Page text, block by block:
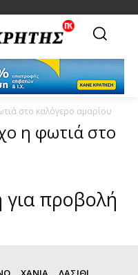
στο καλόγερο αμαρίου
η φωτιά στο
για προβολή